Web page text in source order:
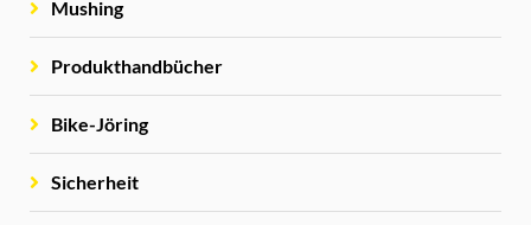
Mushing
Produkthandbücher
Bike-Jöring
Sicherheit